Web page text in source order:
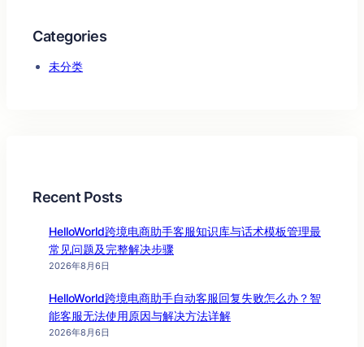
Categories
未分类
Recent Posts
HelloWorld跨境电商助手客服知识库与话术模板管理最
常见问题及完整解决步骤
2026年8月6日
HelloWorld跨境电商助手自动客服回复失败怎么办？智
能客服无法使用原因与解决方法详解
2026年8月6日